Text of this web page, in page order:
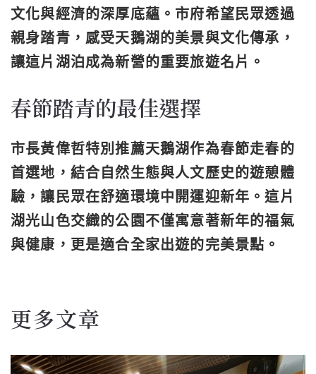
文化與經濟的深厚底蘊。市府希望民眾透過
親身踏青，感受天鵝湖的美景與文化傳承，
讓這片湖泊成為新營的重要旅遊名片。
春節踏青的最佳選擇
市長黃偉哲特別推薦天鵝湖作為春節走春的
首選地，結合自然生態與人文歷史的遊憩體
驗，讓民眾在舒適環境中開運迎新年。這片
湖光山色交織的公園不僅寓意著新年的福氣
與健康，更是適合全家出遊的完美景點。
更多文章